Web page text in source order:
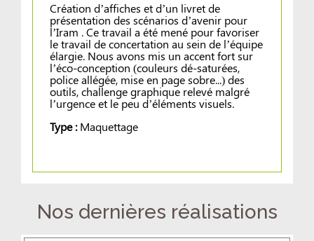
Création d’affiches et d’un livret de
présentation des scénarios d’avenir pour
l’Iram . Ce travail a été mené pour favoriser
le travail de concertation au sein de l’équipe
élargie. Nous avons mis un accent fort sur
l’éco-conception (couleurs dé-saturées,
police allégée, mise en page sobre...) des
outils, challenge graphique relevé malgré
l’urgence et le peu d’éléments visuels.
Type :Maquettage
Nos dernières réalisations